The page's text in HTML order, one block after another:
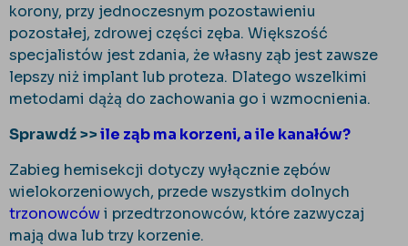
korony, przy jednoczesnym pozostawieniu
pozostałej, zdrowej części zęba. Większość
specjalistów jest zdania, że własny ząb jest zawsze
lepszy niż implant lub proteza. Dlatego wszelkimi
metodami dążą do zachowania go i wzmocnienia.
Sprawdź >>ile ząb ma korzeni, a ile kanałów?
Zabieg hemisekcji dotyczy wyłącznie zębów
wielokorzeniowych, przede wszystkim dolnych
trzonowcówi przedtrzonowców, które zazwyczaj
mają dwa lub trzy korzenie.